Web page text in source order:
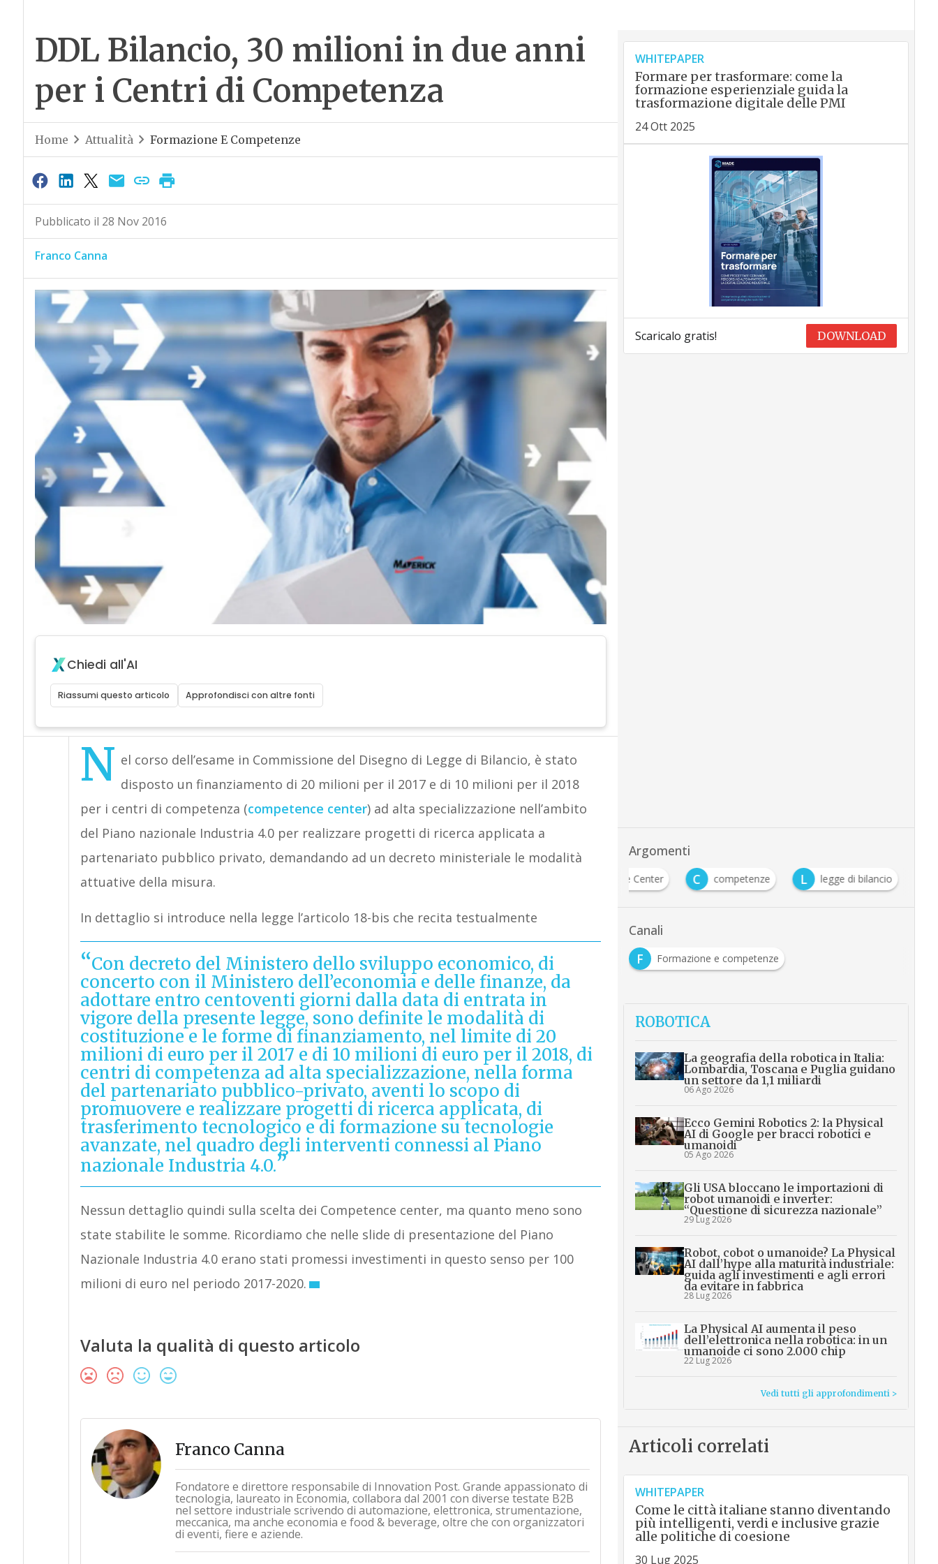
DDL Bilancio, 30 milioni in due anni
per i Centri di Competenza
Home Attualità Formazione E Competenze
Pubblicato il 28 Nov 2016
Franco Canna
Chiedi all'AI
Riassumi questo articolo Approfondisci con altre fonti
N el corso dell’esame in Commissione del Disegno di Legge di Bilancio, è stato
disposto un finanziamento di 20 milioni per il 2017 e di 10 milioni per il 2018
per i centri di competenza (competence center) ad alta specializzazione nell’ambito
del Piano nazionale Industria 4.0 per realizzare progetti di ricerca applicata a
partenariato pubblico privato, demandando ad un decreto ministeriale le modalità
attuative della misura.
In dettaglio si introduce nella legge l’articolo 18-bis che recita testualmente
Con decreto del Ministero dello sviluppo economico, di
concerto con il Ministero dell’economia e delle finanze, da
adottare entro centoventi giorni dalla data di entrata in
vigore della presente legge, sono definite le modalità di
costituzione e le forme di finanziamento, nel limite di 20
milioni di euro per il 2017 e di 10 milioni di euro per il 2018, di
centri di competenza ad alta specializzazione, nella forma
del partenariato pubblico-privato, aventi lo scopo di
promuovere e realizzare progetti di ricerca applicata, di
trasferimento tecnologico e di formazione su tecnologie
avanzate, nel quadro degli interventi connessi al Piano
nazionale Industria 4.0.
Nessun dettaglio quindi sulla scelta dei Competence center, ma quanto meno sono
state stabilite le somme. Ricordiamo che nelle slide di presentazione del Piano
Nazionale Industria 4.0 erano stati promessi investimenti in questo senso per 100
milioni di euro nel periodo 2017-2020.
Valuta la qualità di questo articolo
Franco Canna
Fondatore e direttore responsabile di Innovation Post. Grande appassionato di
tecnologia, laureato in Economia, collabora dal 2001 con diverse testate B2B
nel settore industriale scrivendo di automazione, elettronica, strumentazione,
meccanica, ma anche economia e food & beverage, oltre che con organizzatori
di eventi, fiere e aziende.
WHITEPAPER
Formare per trasformare: come la
formazione esperienziale guida la
trasformazione digitale delle PMI
24 Ott 2025
Scaricalo gratis! DOWNLOAD
Argomenti
Competence Center C competenze L legge di bilancio
Canali
F
Formazione e competenze
ROBOTICA
La geografia della robotica in Italia:
Lombardia, Toscana e Puglia guidano
un settore da 1,1 miliardi
06 Ago 2026
Ecco Gemini Robotics 2: la Physical
AI di Google per bracci robotici e
umanoidi
05 Ago 2026
Gli USA bloccano le importazioni di
robot umanoidi e inverter:
“Questione di sicurezza nazionale”
29 Lug 2026
Robot, cobot o umanoide? La Physical
AI dall’hype alla maturità industriale:
guida agli investimenti e agli errori
da evitare in fabbrica
28 Lug 2026
La Physical AI aumenta il peso
dell’elettronica nella robotica: in un
umanoide ci sono 2.000 chip
22 Lug 2026
Vedi tutti gli approfondimenti >
Articoli correlati
WHITEPAPER
Come le città italiane stanno diventando
più intelligenti, verdi e inclusive grazie
alle politiche di coesione
30 Lug 2025